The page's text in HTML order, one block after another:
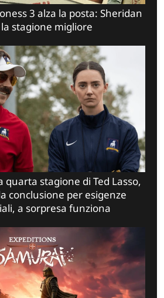
3 alza la posta: Sheridan
stagione migliore
quarta stagione di Ted Lasso,
conclusione per esigenze
a sorpresa funziona